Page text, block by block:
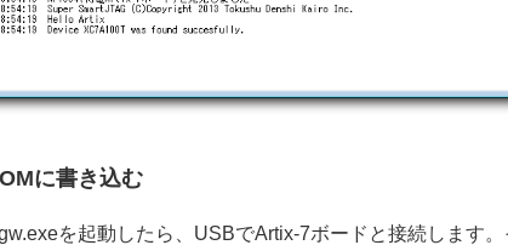
に書き込む
を起動したら、USBでArtix-7ボードと接続します